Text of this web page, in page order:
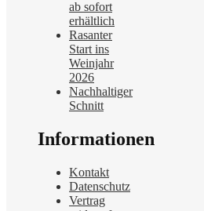
ab sofort
erhältlich
Rasanter
Start ins
Weinjahr
2026
Nachhaltiger
Schnitt
Informationen
Kontakt
Datenschutz
Vertrag